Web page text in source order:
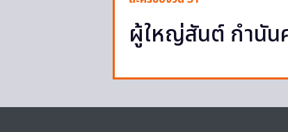
ผู้ใหญ่สันต์ กำนัน